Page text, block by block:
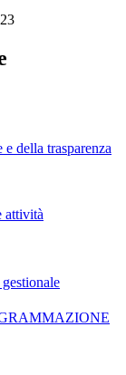
della trasparenza
attività